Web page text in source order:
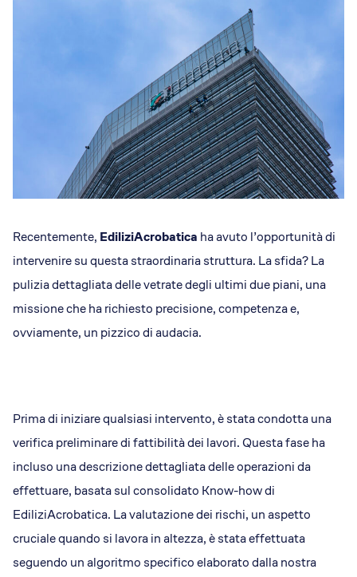
Recentemente, EdiliziAcrobatica ha avuto l’opportunità di
intervenire su questa straordinaria struttura. La sfida? La
pulizia dettagliata delle vetrate degli ultimi due piani, una
missione che ha richiesto precisione, competenza e,
ovviamente, un pizzico di audacia.
Prima di iniziare qualsiasi intervento, è stata condotta una
verifica preliminare di fattibilità dei lavori. Questa fase ha
incluso una descrizione dettagliata delle operazioni da
effettuare, basata sul consolidato Know-how di
EdiliziAcrobatica. La valutazione dei rischi, un aspetto
cruciale quando si lavora in altezza, è stata effettuata
seguendo un algoritmo specifico elaborato dalla nostra